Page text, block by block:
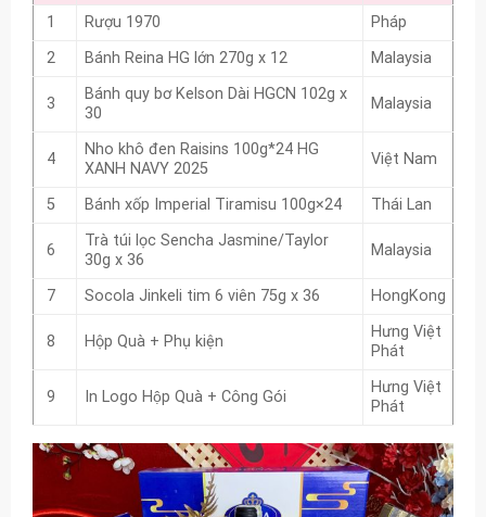
1
Rượu 1970
Pháp
2
Bánh Reina HG lớn 270g x 12 Malaysia
3
Bánh quy bơ Kelson Dài HGCN 102g x
30
Malaysia
4
Nho khô đen Raisins 100g*24 HG
XANH NAVY 2025
Việt Nam
5 Bánh xốp Imperial Tiramisu 100g×24 Thái Lan
6
Trà túi lọc Sencha Jasmine/Taylor
30g x 36
Malaysia
7 Socola Jinkeli tim 6 viên 75g x 36 HongKong
8 Hộp Quà + Phụ kiện
Hưng Việt
Phát
9 In Logo Hộp Quà + Công Gói
Hưng Việt
Phát